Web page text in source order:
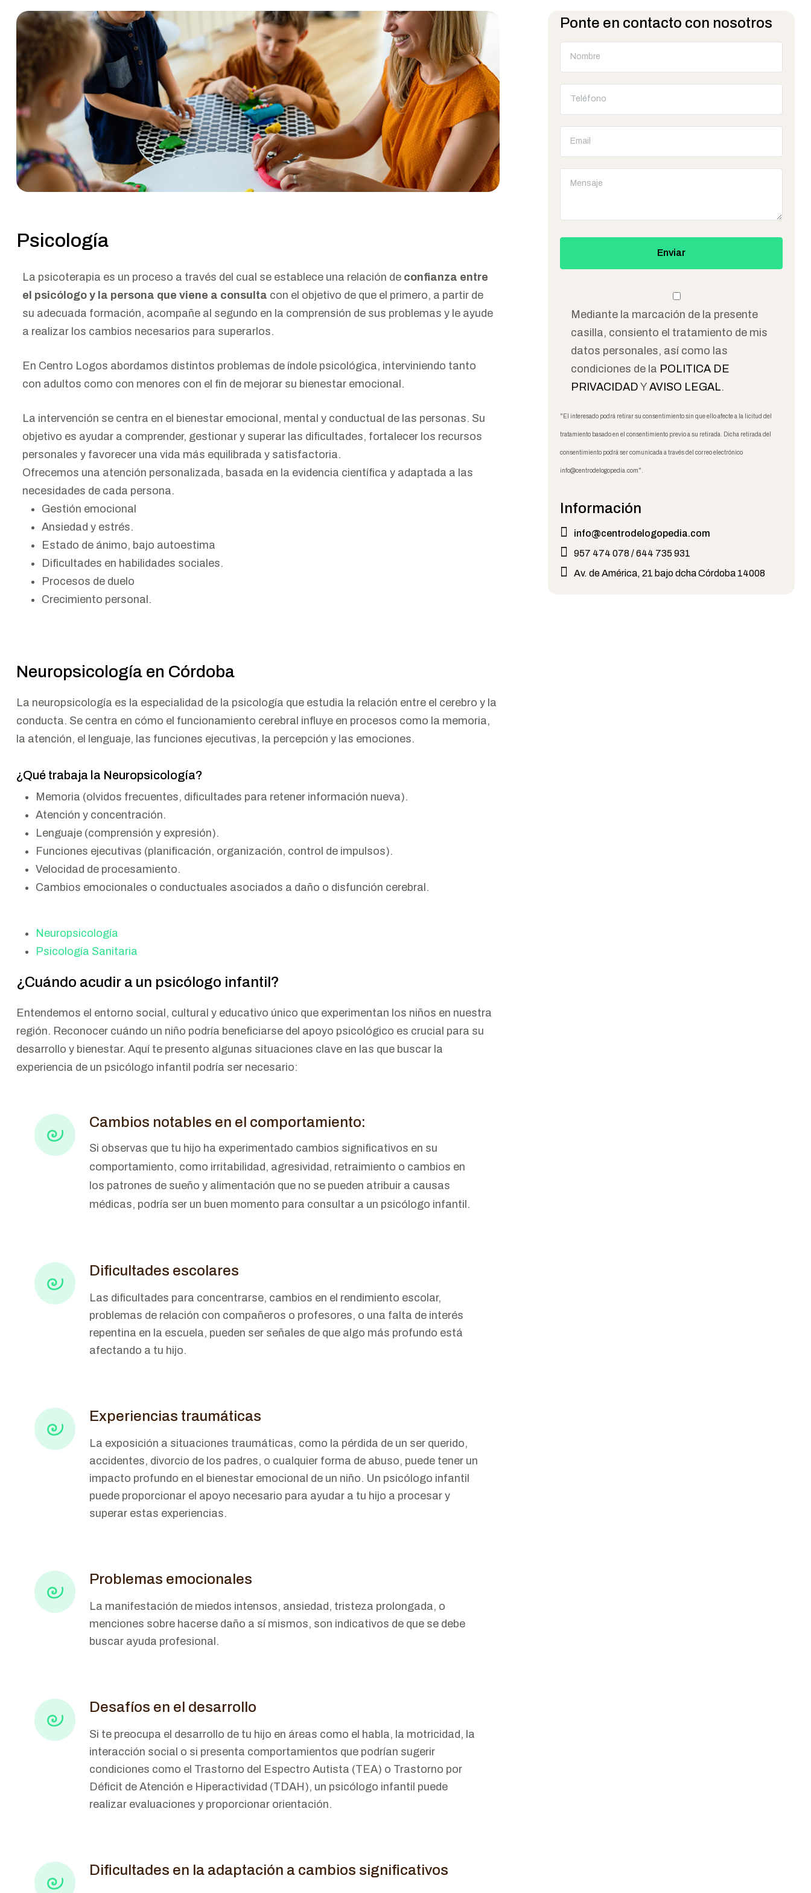
Psicología
La psicoterapia es un proceso a través del cual se establece una relación de confianza entre
el psicólogo y la persona que viene a consulta con el objetivo de que el primero, a partir de
su adecuada formación, acompañe al segundo en la comprensión de sus problemas y le ayude
a realizar los cambios necesarios para superarlos.
En Centro Logos abordamos distintos problemas de índole psicológica, interviniendo tanto
con adultos como con menores con el fin de mejorar su bienestar emocional.
La intervención se centra en el bienestar emocional, mental y conductual de las personas. Su
objetivo es ayudar a comprender, gestionar y superar las dificultades, fortalecer los recursos
personales y favorecer una vida más equilibrada y satisfactoria.
Ofrecemos una atención personalizada, basada en la evidencia científica y adaptada a las
necesidades de cada persona.
Gestión emocional
Ansiedad y estrés.
Estado de ánimo, bajo autoestima
Dificultades en habilidades sociales.
Procesos de duelo
Crecimiento personal.
Neuropsicología en Córdoba
La neuropsicología es la especialidad de la psicología que estudia la relación entre el cerebro y la
conducta. Se centra en cómo el funcionamiento cerebral influye en procesos como la memoria,
la atención, el lenguaje, las funciones ejecutivas, la percepción y las emociones.
¿Qué trabaja la Neuropsicología?
Memoria (olvidos frecuentes, dificultades para retener información nueva).
Atención y concentración.
Lenguaje (comprensión y expresión).
Funciones ejecutivas (planificación, organización, control de impulsos).
Velocidad de procesamiento.
Cambios emocionales o conductuales asociados a daño o disfunción cerebral.
Neuropsicología
Psicología Sanitaria
¿Cuándo acudir a un psicólogo infantil?
Entendemos el entorno social, cultural y educativo único que experimentan los niños en nuestra
región. Reconocer cuándo un niño podría beneficiarse del apoyo psicológico es crucial para su
desarrollo y bienestar. Aquí te presento algunas situaciones clave en las que buscar la
experiencia de un psicólogo infantil podría ser necesario:
Cambios notables en el comportamiento:
Si observas que tu hijo ha experimentado cambios significativos en su
comportamiento, como irritabilidad, agresividad, retraimiento o cambios en
los patrones de sueño y alimentación que no se pueden atribuir a causas
médicas, podría ser un buen momento para consultar a un psicólogo infantil.
Dificultades escolares
Las dificultades para concentrarse, cambios en el rendimiento escolar,
problemas de relación con compañeros o profesores, o una falta de interés
repentina en la escuela, pueden ser señales de que algo más profundo está
afectando a tu hijo.
Experiencias traumáticas
La exposición a situaciones traumáticas, como la pérdida de un ser querido,
accidentes, divorcio de los padres, o cualquier forma de abuso, puede tener un
impacto profundo en el bienestar emocional de un niño. Un psicólogo infantil
puede proporcionar el apoyo necesario para ayudar a tu hijo a procesar y
superar estas experiencias.
Problemas emocionales
La manifestación de miedos intensos, ansiedad, tristeza prolongada, o
menciones sobre hacerse daño a sí mismos, son indicativos de que se debe
buscar ayuda profesional.
Desafíos en el desarrollo
Si te preocupa el desarrollo de tu hijo en áreas como el habla, la motricidad, la
interacción social o si presenta comportamientos que podrían sugerir
condiciones como el Trastorno del Espectro Autista (TEA) o Trastorno por
Déficit de Atención e Hiperactividad (TDAH), un psicólogo infantil puede
realizar evaluaciones y proporcionar orientación.
Dificultades en la adaptación a cambios significativos
Ponte en contacto con nosotros
Mediante la marcación de la presente
casilla, consiento el tratamiento de mis
datos personales, así como las
condiciones de la POLITICA DE
PRIVACIDAD YAVISO LEGAL.
"El interesado podrá retirar su consentimiento sin que ello afecte a la licitud del
tratamiento basado en el consentimiento previo a su retirada. Dicha retirada del
consentimiento podrá ser comunicada a través del correo electrónico
info@centrodelogopedia.com".
Información
info@centrodelogopedia.com
957 474 078 / 644 735 931
Av. de América, 21 bajo dcha Córdoba 14008